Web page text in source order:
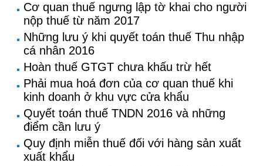
Cơ quan thuế ngưng lập tờ khai cho người
nộp thuế từ năm 2017
Những lưu ý khi quyết toán thuế Thu nhập
cá nhân 2016
Hoàn thuế GTGT chưa khấu trừ hết
Phải mua hoá đơn của cơ quan thuế khi
kinh doanh ở khu vực cửa khẩu
Quyết toán thuế TNDN 2016 và những
điểm cần lưu ý
Quy định miễn thuế đối với hàng sản xuất
xuất khẩu